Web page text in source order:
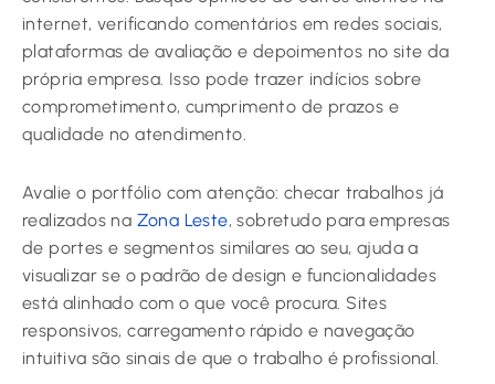
internet, verificando comentários em redes sociais,
plataformas de avaliação e depoimentos no site da
própria empresa. Isso pode trazer indícios sobre
comprometimento, cumprimento de prazos e
qualidade no atendimento.
Avalie o portfólio com atenção: checar trabalhos já
realizados na Zona Leste, sobretudo para empresas
de portes e segmentos similares ao seu, ajuda a
visualizar se o padrão de design e funcionalidades
está alinhado com o que você procura. Sites
responsivos, carregamento rápido e navegação
intuitiva são sinais de que o trabalho é profissional.